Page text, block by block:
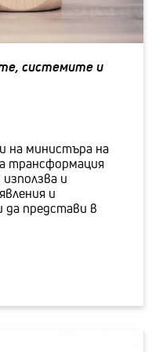
системите и
на министъра на
трансформация
и
и
представи в